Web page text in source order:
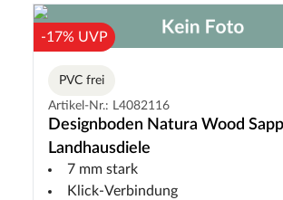
-17% UVP
PVC frei
Artikel-Nr.: L4082116
Designboden Natura Wood
Landhausdiele
7 mm stark
Klick-Verbindung